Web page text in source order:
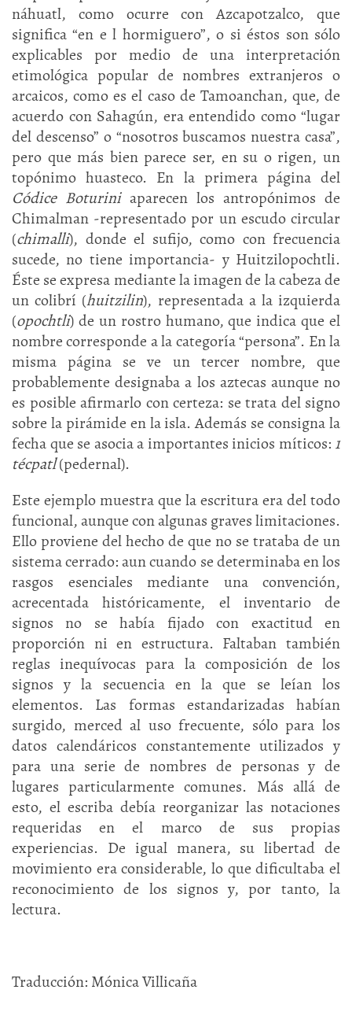
náhuatl, como ocurre con Azcapotzalco, que
significa “en e l hormiguero”, o si éstos son sólo
explicables por medio de una interpretación
etimológica popular de nombres extranjeros o
arcaicos, como es el caso de Tamoanchan, que, de
acuerdo con Sahagún, era entendido como “lugar
del descenso” o “nosotros buscamos nuestra casa”,
pero que más bien parece ser, en su o rigen, un
topónimo huasteco. En la primera página del
Códice Boturini aparecen los antropónimos de
Chimalman -representado por un escudo circular
(chimalli), donde el sufijo, como con frecuencia
sucede, no tiene importancia- y Huitzilopochtli.
Éste se expresa mediante la imagen de la cabeza de
un colibrí (huitzilin), representada a la izquierda
(opochtli) de un rostro humano, que indica que el
nombre corresponde a la categoría “persona”. En la
misma página se ve un tercer nombre, que
probablemente designaba a los aztecas aunque no
es posible afirmarlo con certeza: se trata del signo
sobre la pirámide en la isla. Además se consigna la
fecha que se asocia a importantes inicios míticos: 1
técpatl(pedernal).
Este ejemplo muestra que la escritura era del todo
funcional, aunque con algunas graves limitaciones.
Ello proviene del hecho de que no se trataba de un
sistema cerrado: aun cuando se determinaba en los
rasgos esenciales mediante una convención,
acrecentada históricamente, el inventario de
signos no se había fijado con exactitud en
proporción ni en estructura. Faltaban también
reglas inequívocas para la composición de los
signos y la secuencia en la que se leían los
elementos. Las formas estandarizadas habían
surgido, merced al uso frecuente, sólo para los
datos calendáricos constantemente utilizados y
para una serie de nombres de personas y de
lugares particularmente comunes. Más allá de
esto, el escriba debía reorganizar las notaciones
requeridas en el marco de sus propias
experiencias. De igual manera, su libertad de
movimiento era considerable, lo que dificultaba el
reconocimiento de los signos y, por tanto, la
lectura.
Traducción: Mónica Villicaña